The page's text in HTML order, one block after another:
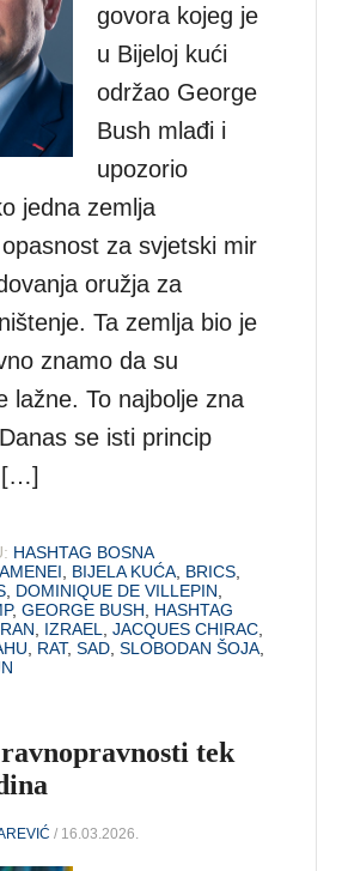
govora kojeg je
u Bijeloj kući
održao George
Bush mlađi i
upozorio
jedna zemlja
za svjetski mir
oružja za
Ta zemlja bio je
znamo da su
lažne. To najbolje zna
se isti princip
[…]
HASHTAG BOSNA
, BIJELA KUĆA, BRICS,
, DOMINIQUE DE VILLEPIN,
,GEORGE BUSH, HASHTAG
, IZRAEL,JACQUES CHIRAC,
, RAT,SAD,SLOBODAN ŠOJA,
tek
/ 16.03.2026.